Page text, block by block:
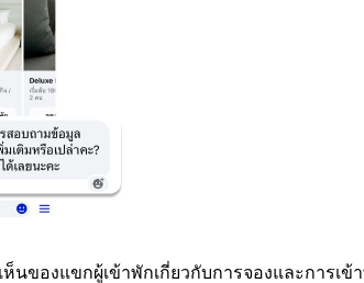
ห็นของแขกผู้เข้าพักเกี่ยวกับการจองและการเข้